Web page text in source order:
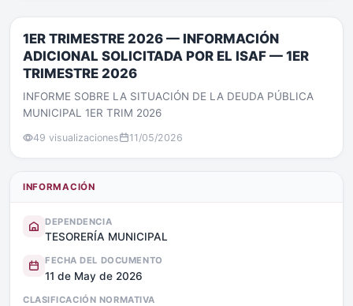
1ER TRIMESTRE 2026 — INFORMACIÓN
ADICIONAL SOLICITADA POR EL ISAF — 1ER
TRIMESTRE 2026
INFORME SOBRE LA SITUACIÓN DE LA DEUDA PÚBLICA
MUNICIPAL 1ER TRIM 2026
49 visualizaciones 11/05/2026
INFORMACIÓN
DEPENDENCIA
TESORERÍA MUNICIPAL
FECHA DEL DOCUMENTO
11 de May de 2026
CLASIFICACIÓN NORMATIVA